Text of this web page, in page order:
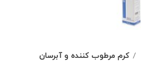
کرم مرطوب کننده و آبرسان